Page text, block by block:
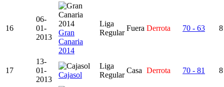
16
06-
01-
2013
Gran
Canaria
2014
Liga
Regular
Fuera Derrota 70 - 63
17
13-
01-
2013
Cajasol
Liga
Regular
Casa Derrota 70 - 81